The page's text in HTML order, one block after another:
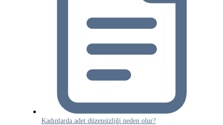
Kadınlarda adet düzensizliği neden olur?